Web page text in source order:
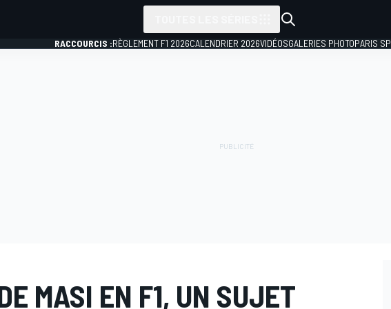
RACCOURCIS :RÈGLEMENT F1 2026CALENDRIER 2026VIDÉOSGALERIES PHOTOPARIS
MASI EN F1, UN SUJET